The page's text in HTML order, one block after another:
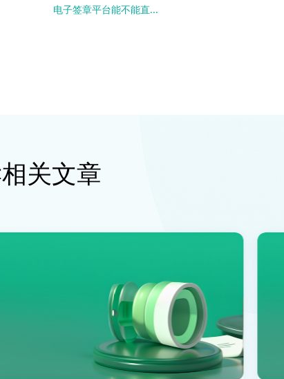
电子签章平台能不能直...
关文章